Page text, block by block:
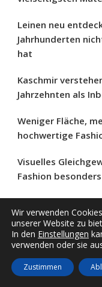
Leinen neu
Jahrhunderten
hat
Kaschmir
Jahrzehnten als
Weniger Fläche,
hochwertige
Visuelles
Fashion
Weniger Wechsel,
Wiederholung
Vielfalt
Der Reiz des
Wir verwenden
unserer Website zu
In den Einstellungen
verwenden oder sie
Zustimmen